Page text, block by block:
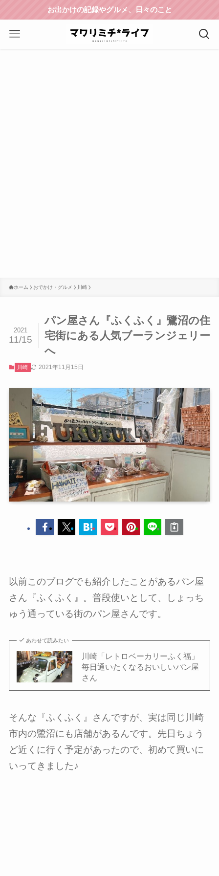
お出かけの記録やグルメ、日々のこと
ホーム おでかけ・グルメ 川崎
パン屋さん『ふくふく』鷺沼の住
宅街にある人気ブーランジェリー
へ
2021
11/15
川崎 2021年11月15日
以前このブログでも紹介したことがあるパン屋
さん『ふくふく』。普段使いとして、しょっち
ゅう通っている街のパン屋さんです。
あわせて読みたい
川崎「レトロベーカリーふく福」
毎日通いたくなるおいしいパン屋
さん
そんな『ふくふく』さんですが、実は同じ川崎
市内の鷺沼にも店舗があるんです。先日ちょう
ど近くに行く予定があったので、初めて買いに
いってきました♪